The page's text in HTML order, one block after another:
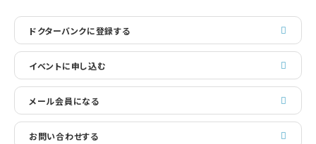
ドクターバンクに登録する
イベントに申し込む
メール会員になる
お問い合わせする